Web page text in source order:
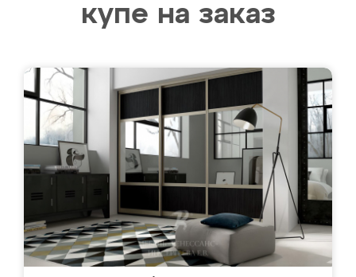
купе на заказ